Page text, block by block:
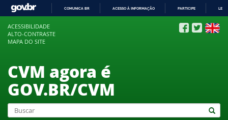
COMUNICA BR ACESSO À INFORMAÇÃO PARTICIPE
ACESSIBILIDADE
ALTO-CONTRASTE
MAPA DO SITE
CVM agora é
GOV.BR/CVM